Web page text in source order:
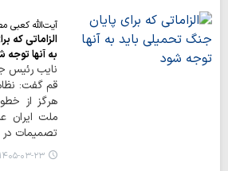
آیت‌الله کعبی
الزاماتی که
به آنها توجه
نایب رئیس
قم گفت:
هرگز از
ملت ایران
تصمیمات در
۱۴۰۵-۰۳-۲۳ ۱۳:۱۶